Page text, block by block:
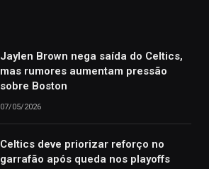
Jaylen Brown nega saída do Celtics,
mas rumores aumentam pressão
sobre Boston
07/05/2026
Celtics deve priorizar reforço no
garrafão após queda nos playoffs